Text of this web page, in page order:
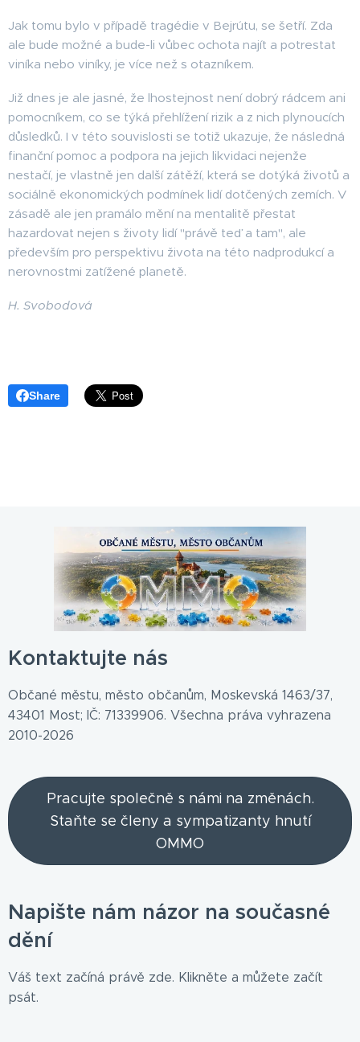
Jak tomu bylo v případě tragédie v Bejrútu, se šetří. Zda
ale bude možné a bude-li vůbec ochota najít a potrestat
viníka nebo viníky, je více než s otazníkem.
Již dnes je ale jasné, že lhostejnost není dobrý rádcem ani
pomocníkem, co se týká přehlížení rizik a z nich plynoucích
důsledků. I v této souvislosti se totiž ukazuje, že následná
finanční pomoc a podpora na jejich likvidaci nejenže
nestačí, je vlastně jen další zátěží, která se dotýká životů a
sociálně ekonomických podmínek lidí dotčených zemích. V
zásadě ale jen pramálo mění na mentalitě přestat
hazardovat nejen s životy lidí "právě teď a tam", ale
především pro perspektivu života na této nadprodukcí a
nerovnostmi zatížené planetě.
H. Svobodová
Share
Kontaktujte nás
Občané městu, město občanům, Moskevská 1463/37,
43401 Most; IČ: 71339906. Všechna práva vyhrazena
2010-2026
Pracujte společně s námi na změnách.
Staňte se členy a sympatizanty hnutí
OMMO
Napište nám názor na současné
dění
Váš text začíná právě zde. Klikněte a můžete začít
psát.